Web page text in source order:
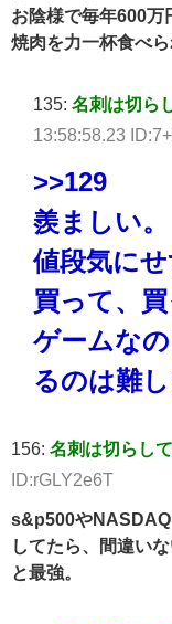
お陰様で毎年600万
焼肉を力一杯食べら
135: 名刺は切ら
13:58:58.23
>>129
羨ましい。
値段気に
買って、
ゲームな
るのは難し
156: 名刺は切らし
ID:rGLY2e6T
s&p500や
してたら、間違い
と最強。